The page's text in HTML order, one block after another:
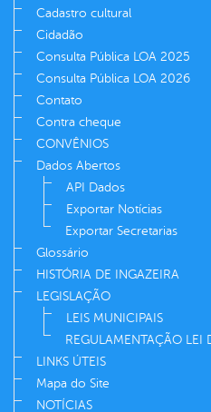
Cadastro cultural
Cidadão
Consulta Pública LOA 2025
Consulta Pública LOA 2026
Contato
Contra cheque
CONVÊNIOS
Dados Abertos
API Dados
Exportar Notícias
Exportar Secretarias
Glossário
HISTÓRIA DE INGAZEIRA
LEGISLAÇÃO
LEIS MUNICIPAIS
REGULAMENTAÇÃO LEI
LINKS ÚTEIS
Mapa do Site
NOTÍCIAS